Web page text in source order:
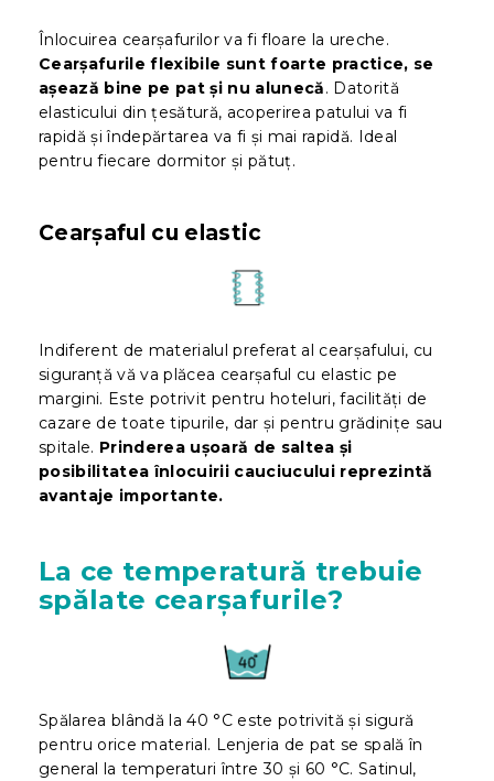
Înlocuirea cearșafurilor va fi floare la ureche.
Cearșafurile flexibile sunt foarte practice, se
așează bine pe pat și nu alunecă. Datorită
elasticului din țesătură, acoperirea patului va fi
rapidă și îndepărtarea va fi și mai rapidă. Ideal
pentru fiecare dormitor și pătuț.
Cearșaful cu elastic
Indiferent de materialul preferat al cearșafului, cu
siguranță vă va plăcea cearșaful cu elastic pe
margini. Este potrivit pentru hoteluri, facilități de
cazare de toate tipurile, dar și pentru grădinițe sau
spitale. Prinderea ușoară de saltea și
posibilitatea înlocuirii cauciucului reprezintă
avantaje importante.
La ce temperatură trebuie
spălate cearșafurile?
Spălarea blândă la 40 °C este potrivită și sigură
pentru orice material. Lenjeria de pat se spală în
general la temperaturi între 30 și 60 °C. Satinul,